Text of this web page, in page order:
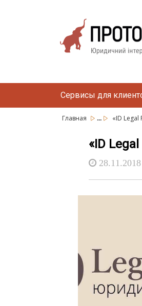
Сервисы для
Главная ... «ID Legal
«ID
28.11.2018